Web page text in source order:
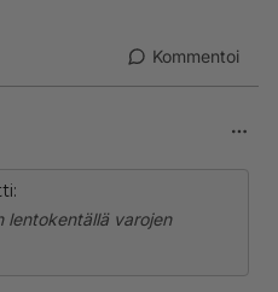
Kommentoi
lentokentällä varojen